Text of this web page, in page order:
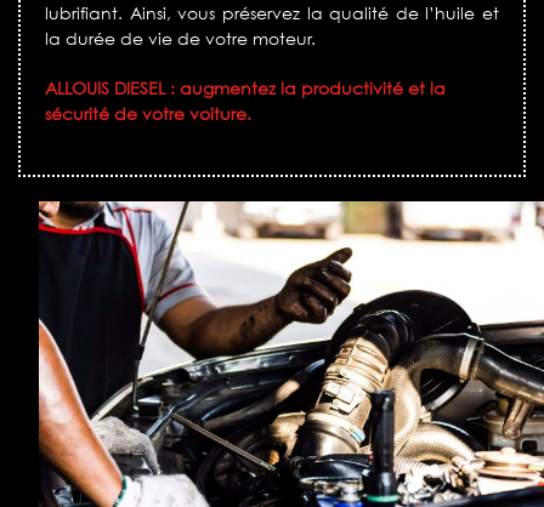
lubrifiant. Ainsi, vous préservez la qualité de l’huile et
la durée de vie de votre moteur.
ALLOUIS DIESEL : augmentez la productivité et la
sécurité de votre voiture.